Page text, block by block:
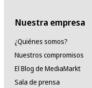
Nuestra empresa
¿Quiénes somos?
Nuestros compromisos
El Blog de MediaMarkt
Sala de prensa